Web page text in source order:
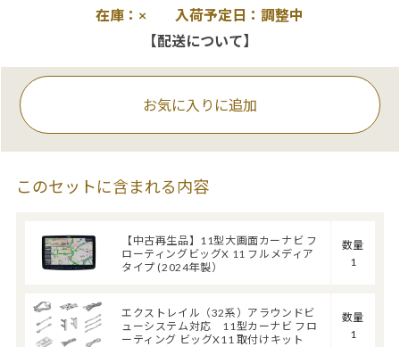
在庫：× 入荷予定日：調整中
【配送について】
お気に入りに追加
このセットに含まれる内容
【中古再生品】11型大画面カーナビ フ
ローティングビッグX 11 フルメディア
タイプ (2024年製）
数量
1
エクストレイル（32系）アラウンドビ
ューシステム対応 11型カーナビ フロ
ーティング ビッグX11 取付けキット
数量
1